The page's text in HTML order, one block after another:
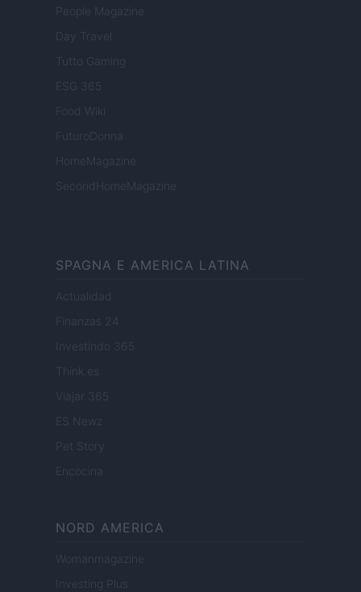
People Magazine
Day Travel
Tutto Gaming
ESG 365
Food Wiki
FuturoDonna
HomeMagazine
SecondHomeMagazine
SPAGNA E AMERICA LATINA
Actualidad
Finanzas 24
Investindo 365
Think.es
Viajar 365
ES Newz
Encocina
NORD AMERICA
Womanmagazine
Investing Plus